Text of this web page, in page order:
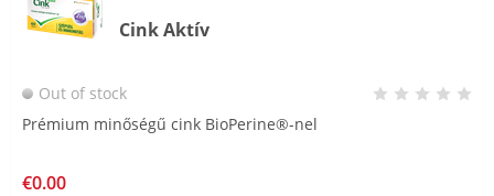
Cink Aktív
Out of stock
Prémium minőségű cink BioPerine®-nel
€0.00